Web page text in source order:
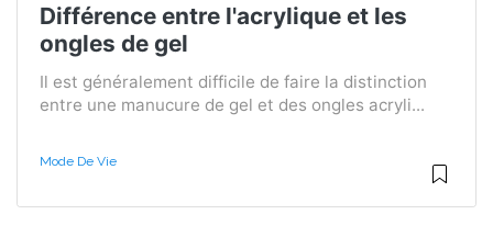
Différence entre l'acrylique et les
ongles de gel
Il est généralement difficile de faire la distinction
entre une manucure de gel et des ongles acryli...
Mode De Vie